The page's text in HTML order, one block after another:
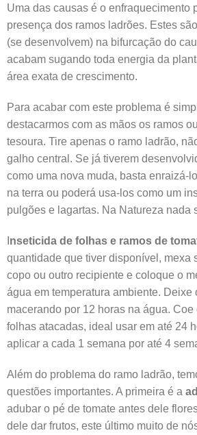
Uma das causas é o enfraquecimento
presença dos ramos ladrões. Estes
(se desenvolvem) na bifurcação do
acabam sugando toda energia da
área exata de crescimento.
Para acabar com este problema é
destacarmos com as mãos os ramos
tesoura. Tire apenas o ramo ladrão,
galho central. Se já tiverem
como uma nova muda, basta enraizá-
na terra ou poderá usa-los como um
pulgões e lagartas. Na Natureza nada
nseticida de folhas e ramos de
quantidade que tiver disponível, mexa
copo ou outro recipiente e coloque o
água em temperatura ambiente. Deixe
macerando por 12 horas na água.
folhas atacadas, ideal usar em até 24
aplicar a cada 1 semana por até 4
Além do problema do ramo ladrão,
questões importantes. A primeira é a
adubar o pé de tomate antes dele
dele dar frutos, este último muito de